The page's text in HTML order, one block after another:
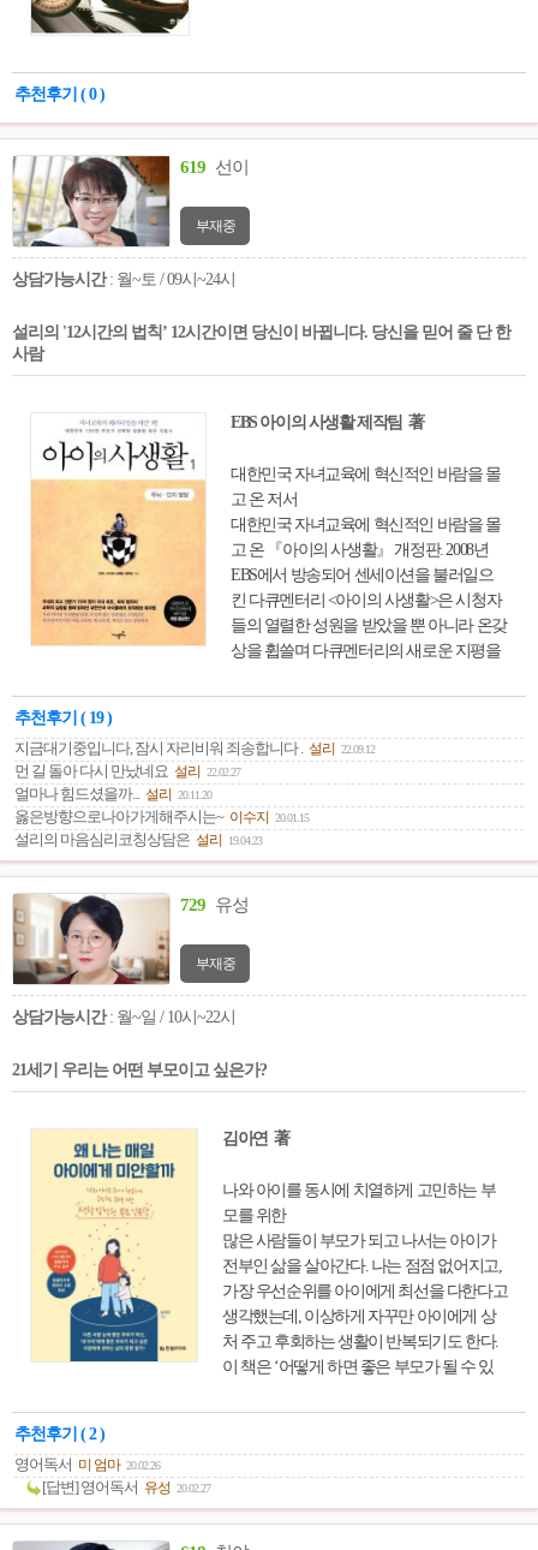
추천후기 ( 0 )
619 선이
부재중
상담가능시간: 월~토 / 09시~24시
설리의 '12시간의 법칙’ 12시간이면 당신이 바뀝니다. 당신을 믿어 줄 단 한
사람
EBS 아이의 사생활 제작팀 著
대한민국 자녀교육에 혁신적인 바람을 몰
고 온 저서
대한민국 자녀교육에 혁신적인 바람을 몰
고 온 『아이의 사생활』 개정판. 2008년
EBS에서 방송되어 센세이션을 불러일으
킨 다큐멘터리 <아이의 사생활>은 시청자
들의 열렬한 성원을 받았을 뿐 아니라 온갖
상을 휩쓸며 다큐멘터리의 새로운 지평을
뇌.인지 발달’은 기존 도서에 새로운 내용
이의 뇌가 어떤 단계를 거쳐 발달하는지,
아들과 딸이 서로 다른 이유와 획일적인 교
법은 무엇인지, 내 아이의 두뇌성향을 눈여
다중지능 이론에 입각해서, 내 아이만의 강
점지능과 약점지능을 찾는 법을 일러주고,
있는 노하우도 소개한다. ‘인공지능 시
대’의 도래에 따라 자녀교육에 대해서도 말
추론능력, 지각능력, 언어능력 등을 따라잡
불안함을 심어주기에 충분하다. 하지만 인
명 존재하고, 그 비밀은 여전히 ‘뇌’에 있다.
도 있게 고민해봐야 하는 이유가 바로 여기
에 있다. 이 책을 통해 인간의 발달과정을
심도 있게 배울 수 있는 것은 물론이고, 잠
재되어 있는 무궁한 능력을 우리 아이가 제
대로 발휘하고 더욱 성공적이고 행복한 인
생을 설계하려면 무엇을 어떻게 해야 하는
지도 터득할 수 있을 것이다.
추천후기 ( 19 )
지금대기중입니다, 잠시 자리비워 죄송합니다 . 설리 22.09.12
먼 길 돌아 다시 만났네요 설리 22.02.27
얼마나 힘드셨을까... 설리 20.11.20
옳은방향으로나아가게해주시는~ 이수지 20.01.15
설리의 마음심리코칭상담은 설리 19.04.23
729 유성
부재중
상담가능시간: 월~일 / 10시~22시
21세기 우리는 어떤 부모이고 싶은가?
김아연 著
나와 아이를 동시에 치열하게 고민하는 부
모를 위한
많은 사람들이 부모가 되고 나서는 아이가
전부인 삶을 살아간다. 나는 점점 없어지고,
가장 우선순위를 아이에게 최선을 다한다고
생각했는데, 이상하게 자꾸만 아이에게 상
처 주고 후회하는 생활이 반복되기도 한다.
이 책은 ‘어떻게 하면 좋은 부모가 될 수 있
하지 않아도 될까?’를 고민하는 부모에게 권
우리가 우리 자신의 삶을 잃지 말아야 한다.
추천후기 ( 2 )
영어독서 미 엄마 20.02.26
[답변] 영어독서 유성 20.02.27